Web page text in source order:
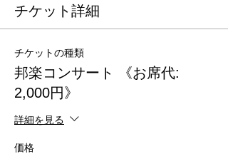
チケット詳細
チケットの種類
邦楽コンサート 《お席代:
2,000円》
詳細を見る
価格